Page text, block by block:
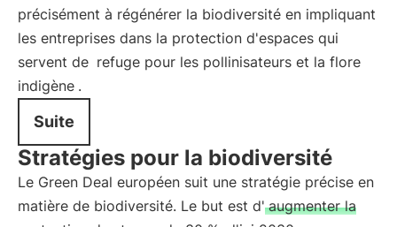
précisément à régénérer la biodiversité en impliquant
les entreprises dans la protection d'espaces qui
servent de refuge pour les pollinisateurs et la flore
indigène .
Suite
Stratégies pour la biodiversité
Le Green Deal européen suit une stratégie précise en
matière de biodiversité. Le but est d' augmenter la